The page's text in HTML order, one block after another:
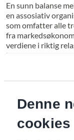
Denne
cookies
En sunn balanse
en assosiativ
som omfatter alle
fra
verdiene i riktig
kooperativ økonomi
et forum for
Som forbruker
realverdi.